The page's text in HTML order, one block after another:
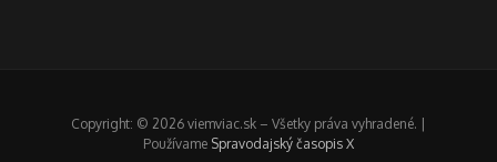
Copyright: © 2026 viemviac.sk – Všetky práva vyhradené. |
Používame Spravodajský časopis X